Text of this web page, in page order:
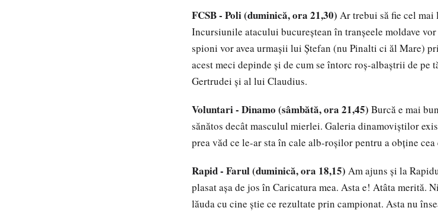
FCSB - Poli (duminică, ora 21,30) Ar trebui să fie cel
Incursiunile atacului bucureștean în tranșeele moldave
spioni vor avea urmașii lui Ștefan (nu Pinalti ci ăl Mare)
acest meci depinde și de cum se întorc roș-albaștrii de
Gertrudei și al lui Claudius.
Voluntari - Dinamo (sâmbătă, ora 21,45) Burcă e mai
sănătos decât masculul mierlei. Galeria dinamoviștilor
prea văd ce le-ar sta în cale alb-roșilor pentru a obține
Rapid - Farul (duminică, ora 18,15) Am ajuns și la
plasat așa de jos în Caricatura mea. Asta e! Atâta merită.
lăuda cu cine știe ce rezultate prin campionat. Asta nu